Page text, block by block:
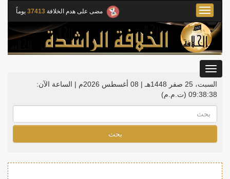
مضى على هدم الخلافة 37413 يوماً
Toggle
navigation
السبت، 25 صفر 1448هـ | 08 أغسطس 2026م |
الساعة الآن:
09:38:39 (ت.م.م)
بحث